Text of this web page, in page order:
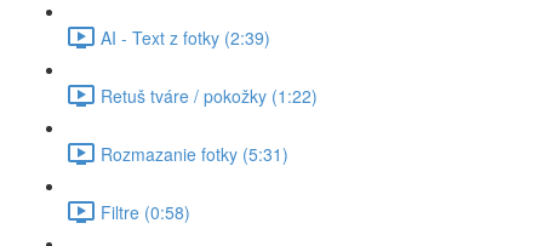
AI - Text z fotky (2:39)
Retuš tváre / pokožky (1:22)
Rozmazanie fotky (5:31)
Filtre (0:58)